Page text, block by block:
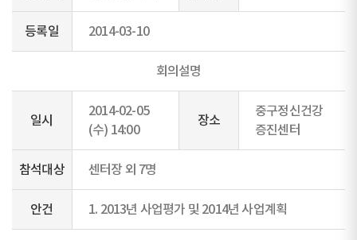
등록일 2014-03-10
회의설명
일시
2014-02-05
(수) 14:00
장소
중구정신건강
증진센터
참석대상 센터장 외 7명
안건 1. 2013년 사업평가 및 2014년 사업계획